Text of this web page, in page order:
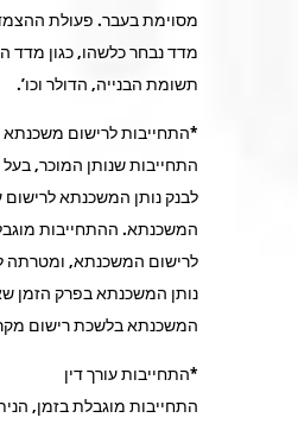
מסוימת בעבר. פעולת
מדד נבחר כלשהו, כגון מדד
תשומת הבנייה, הדולר וכו’.
*התחייבות לרישום משכנתא
התחייבות שנותן המוכר, בעל
לבנק נותן המשכנתא לרישום
המשכנתא. ההתחייבות
לרישום המשכנתא, ומטרתה
נותן המשכנתא בפרק הזמן
המשכנתא בלשכת רישום
*התחייבות עורך דין
התחייבות מוגבלת בזמן,